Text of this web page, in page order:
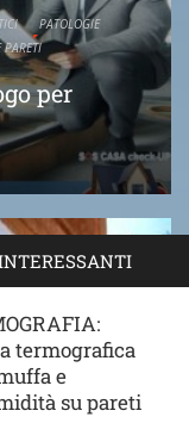
termografica
e
su pareti
PATOLOGIE
PARETI
per
VA POSATO